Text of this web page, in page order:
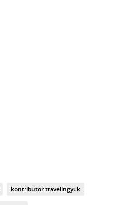
kontributor travelingyuk